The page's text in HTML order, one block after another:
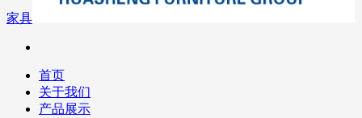
家具
首页
关于我们
产品展示